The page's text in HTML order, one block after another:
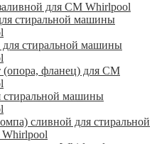
для СМ Whirlpool
стиральной машины
для стиральной машины
(опора, фланец) для СМ
машины
сливной для стиральной